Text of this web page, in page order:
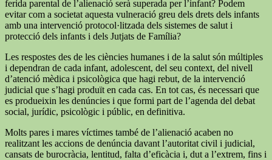
ferida parental de l’alienació serà superada per l’infant? Podem
evitar com a societat aquesta vulneració greu dels drets dels infants
amb una intervenció protocol·litzada dels sistemes de salut i
protecció dels infants i dels Jutjats de Família?
Les respostes des de les ciències humanes i de la salut són múltiples
i dependran de cada infant, adolescent, del seu context, del nivell
d’atenció mèdica i psicològica que hagi rebut, de la intervenció
judicial que s’hagi produït en cada cas. En tot cas, és necessari que
es produeixin les denúncies i que formi part de l’agenda del debat
social, jurídic, psicològic i públic, en definitiva.
Molts pares i mares víctimes també de l’alienació acaben no
realitzant les accions de denúncia davant l’autoritat civil i judicial,
cansats de burocràcia, lentitud, falta d’eficàcia i, dut a l’extrem, fins i